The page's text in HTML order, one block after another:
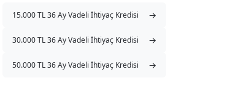
15.000 TL 36 Ay Vadeli İhtiyaç Kredisi →
30.000 TL 36 Ay Vadeli İhtiyaç Kredisi →
50.000 TL 36 Ay Vadeli İhtiyaç Kredisi →